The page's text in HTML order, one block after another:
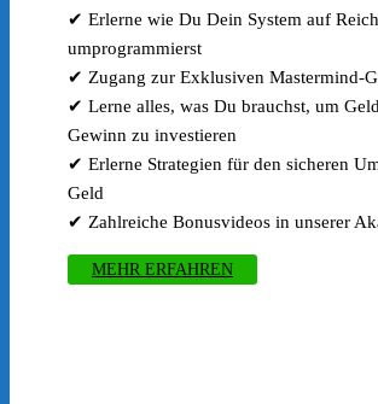
✔ Erlerne wie Du Dein System auf
umprogrammierst
✔ Zugang zur Exklusiven Mastermind-
✔ Lerne alles, was Du brauchst, um
Gewinn zu investieren
✔ Erlerne Strategien für den sicheren
Geld
✔ Zahlreiche Bonusvideos in unserer
MEHR ERFAHREN